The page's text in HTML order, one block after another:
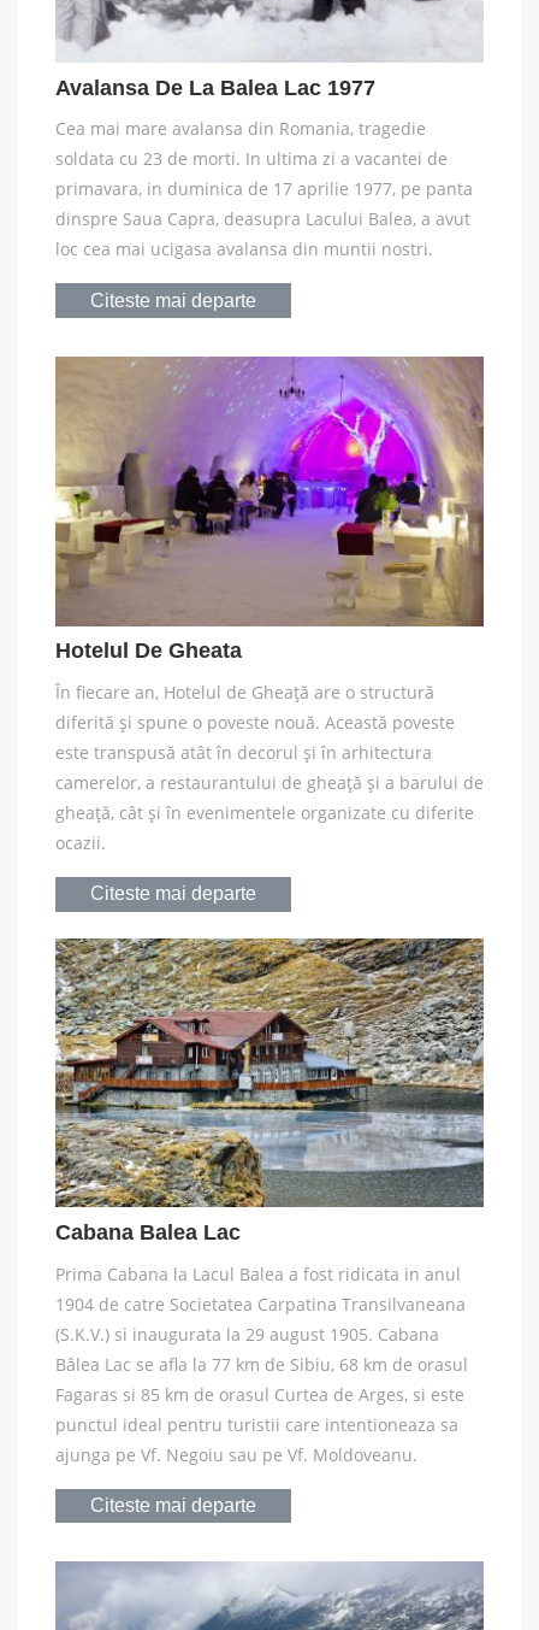
Avalansa De La Balea Lac 1977
Cea mai mare avalansa din Romania, tragedie
soldata cu 23 de morti. In ultima zi a vacantei de
primavara, in duminica de 17 aprilie 1977, pe panta
dinspre Saua Capra, deasupra Lacului Balea, a avut
loc cea mai ucigasa avalansa din muntii nostri.
Citeste mai departe
Hotelul De Gheata
În fiecare an, Hotelul de Gheaţă are o structură
diferită şi spune o poveste nouă. Această poveste
este transpusă atât în decorul şi în arhitectura
camerelor, a restaurantului de gheaţă şi a barului de
gheaţă, cât şi în evenimentele organizate cu diferite
ocazii.
Citeste mai departe
Cabana Balea Lac
Prima Cabana la Lacul Balea a fost ridicata in anul
1904 de catre Societatea Carpatina Transilvaneana
(S.K.V.) si inaugurata la 29 august 1905. Cabana
Bâlea Lac se afla la 77 km de Sibiu, 68 km de orasul
Fagaras si 85 km de orasul Curtea de Arges, si este
punctul ideal pentru turistii care intentioneaza sa
ajunga pe Vf. Negoiu sau pe Vf. Moldoveanu.
Citeste mai departe